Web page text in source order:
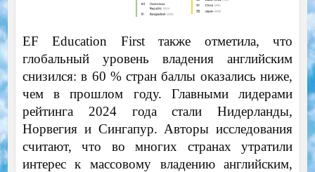
EF Education First также отметила, что
глобальный уровень владения английским
снизился: в 60 % стран баллы оказались ниже,
чем в прошлом году. Главными лидерами
рейтинга 2024 года стали Нидерланды,
Норвегия и Сингапур. Авторы исследования
считают, что во многих странах утратили
интерес к массовому владению английским,